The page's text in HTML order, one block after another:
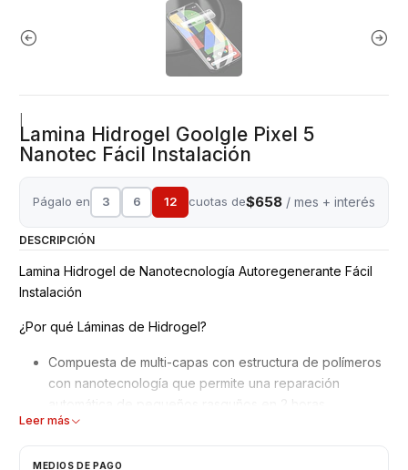
Lamina Hidrogel Goolgle Pixel 5
Nanotec Fácil Instalación
Págalo en 3 6 12 cuotas de$658 / mes + interés
DESCRIPCIÓN
Lamina Hidrogel de Nanotecnología Autoregenerante Fácil
Instalación
¿Por qué Láminas de Hidrogel?
Compuesta de multi-capas con estructura de polímeros
con nanotecnología que permite una reparación
automática de pequeños rasguños en 2 horas.
Mejor adaptación y absorción de golpes, debido a su
No interfiere en el reconocimiento de la huella dactilar
Leer más
MEDIOS DE PAGO